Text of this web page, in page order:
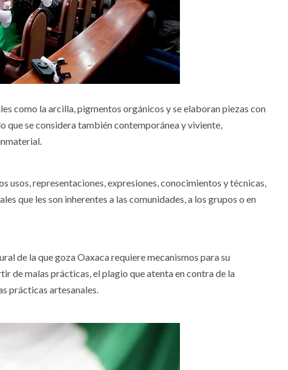
como la arcilla, pigmentos orgánicos y se elaboran piezas con
que se considera también contemporánea y viviente,
usos, representaciones, expresiones, conocimientos y técnicas,
que les son inherentes a las comunidades, a los grupos o en
de la que goza Oaxaca requiere mecanismos para su
de malas prácticas, el plagio que atenta en contra de la
prácticas artesanales.